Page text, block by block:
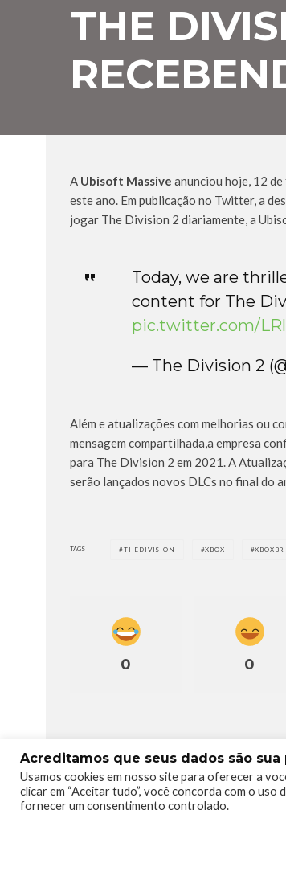
THE
A Ubisoft Massive anunciou hoje, 12
este ano. Em publicação no Twitter, a
jogar The Division 2 diariamente, a
Today, we are
content for The
pic.twitter.com/
— The Division 2
Além e atualizações com melhorias ou
mensagem compartilhada,a empresa
para The Division 2 em 2021. A
serão lançados novos DLCs no final do
TAGS THEDIVISION XBOX XBOXBR
0 0
Acreditamos que seus dados são
Usamos cookies em nosso site para oferecer a
clicar em “Aceitar tudo”, você concorda com o
fornecer um consentimento controlado.